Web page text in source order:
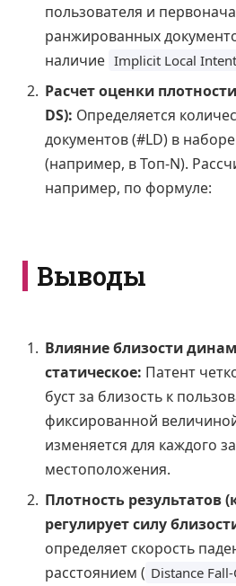
пользователя и
ранжированных
наличие Implicit Local Intent
Расчет оценки
DS): Определяется
документов (#LD) в
(например, в Топ-N).
например, по формуле:
Выводы
Влияние близости
статическое: Патент
буст за близость к
фиксированной
изменяется для каждого
местоположения.
Плотность результатов
регулирует силу
определяет скорость
расстоянием ( Distance